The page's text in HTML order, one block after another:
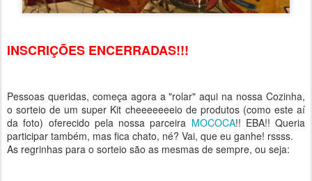
INSCRIÇÕES ENCERRADAS!!!
Pessoas queridas, começa agora a "rolar" aqui na nossa Cozinha,
o sorteio de um super Kit cheeeeeeeio de produtos (como este aí
da foto) oferecido pela nossa parceira MOCOCA!! EBA!! Queria
participar também, mas fica chato, né? Vai, que eu ganhe! rssss.
As regrinhas para o sorteio são as mesmas de sempre, ou seja: